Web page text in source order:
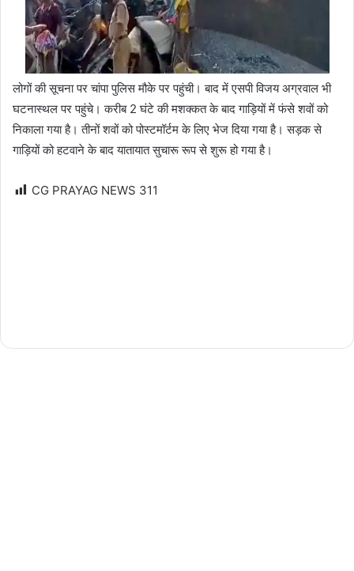
लोगों की सूचना पर चांपा पुलिस मौके पर पहुंची। बाद में एसपी विजय अग्रवाल भी
घटनास्थल पर पहुंचे। करीब 2 घंटे की मशक्कत के बाद गाड़ियों में फंसे शवों को
निकाला गया है। तीनों शवों को पोस्टमॉर्टम के लिए भेज दिया गया है। सड़क से
गाड़ियों को हटवाने के बाद यातायात सुचारू रूप से शुरू हो गया है।
CG PRAYAG NEWS 311